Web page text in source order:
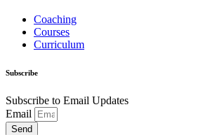
Coaching
Courses
Curriculum
Subscribe
Subscribe to Email Updates
Email
Send